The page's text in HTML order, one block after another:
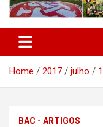
Home 2017 julho
BAC - ARTIGOS